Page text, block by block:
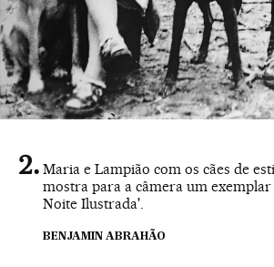
Maria e Lampião com os cães de
mostra para a câmera um
Noite Ilustrada'.
BENJAMIN ABRAHÃO